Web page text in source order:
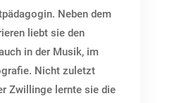
Neben dem
liebt sie den
in der Musik, im
Nicht zuletzt
Zwillinge lernte sie die